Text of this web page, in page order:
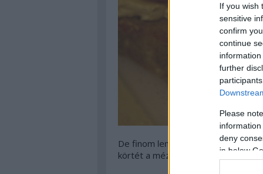
If you wish
sensitive
confirm
continue
further
Please
deny
in below
De finom lenne hideg-meleg
körtét a mézzel és kakukkfűvel és